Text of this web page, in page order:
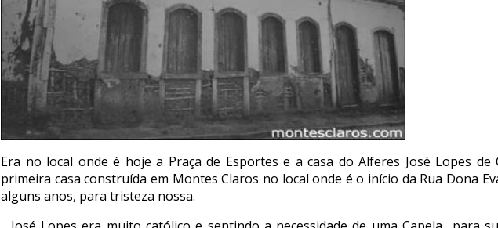
Era no local onde é hoje a Praça de Esportes e a casa do Alferes José Lopes de
primeira casa construída em Montes Claros no local onde é o início da Rua Dona
alguns anos, para tristeza nossa.